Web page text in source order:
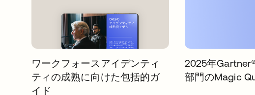
ワークフォースアイデンティ
ティの成熟に向けた包括的ガ
イド
2025年
部門のMagic